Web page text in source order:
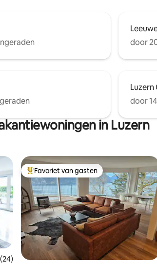
door
door
in Luzern
beoordeling van 5 uit 5, 24 recensies
Topfavoriet van gasten
Favoriet van gasten